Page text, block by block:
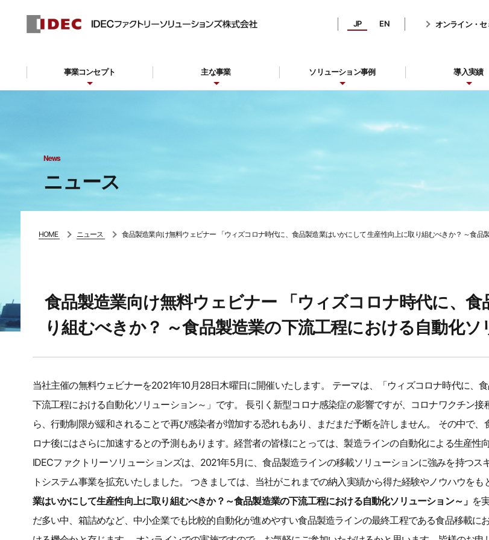
JP EN オンライン・セ
事業コンセプト 主な事業 ソリューション事例 導入実績
News
ニュース
HOME ニュース 食品製造業向け無料ウェビナー 「ウィズコロナ時代に、食品製造業はいかにして 生産性向上に取り組むべきか？ ～食
食品製造業向け無料ウェビナー 「ウィズコロナ時代に、
り組むべきか？ ～食品製造業の下流工程における自動化
当社主催の無料ウェビナーを2021年10月28日木曜日に開催いたします。 テーマは、「ウィズコロナ時代に、
下流工程における自動化ソリューション～」です。 長引く新型コロナ感染症の影響ですが、コロナワクチン
ら、行動制限が緩和されることで再び感染者が増加する恐れもあり、まだまだ予断を許しません。 その中で
ロナ後にはさらに加速するとの予測もあります。経営者の皆様にとっては、製造ラインの自動化による生産
IDECファクトリーソリューションズは、2021年5月に、食品製造ラインの移載ソリューションに強みを持つ
トシステム事業を拡充いたしました。 つきましては、当社がこれまでの納入実績から得た経験やノウハウをも
業はいかにして生産性向上に取り組むべきか？～食品製造業の下流工程における自動化ソリューション～」 を
だ多い中、箱詰めなど、中小企業でも比較的自動化が進めやすい食品製造ラインの最終工程である食品移載